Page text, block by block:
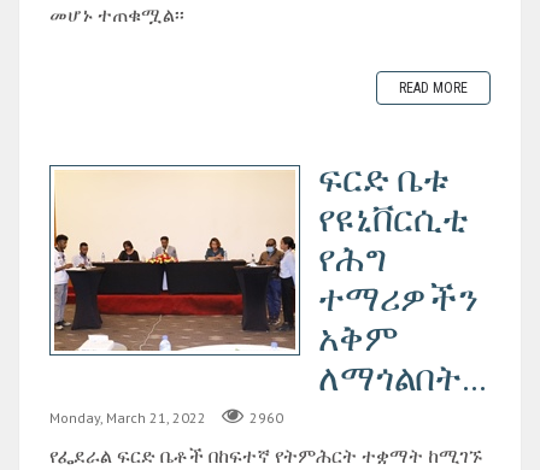
መሆኑ ተጠቁሟል፡፡
READ MORE
ፍርድ ቤቱ
የዩኒቨርሲቲ
የሕግ
ተማሪዎችን
አቅም
ለማጎልበት...
Monday, March 21, 2022 2960
የፌደራል ፍርድ ቤቶች በከፍተኛ የትምሕርት ተቋማት ከሚገኙ